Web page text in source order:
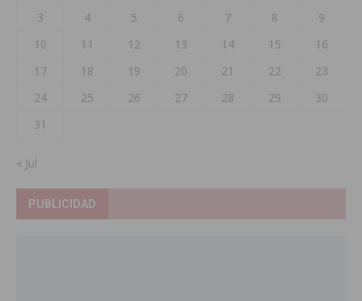
3
4 5 6 7 8
9
10
11 12 13 14 15
16
17
18 19 20 21 22
23
24
25 26 27 28 29
30
31
« Jul
PUBLICIDAD